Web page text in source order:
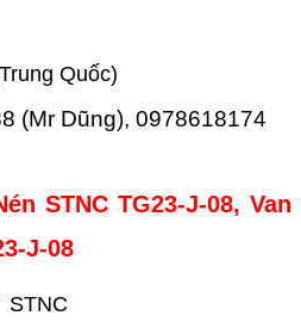
Quốc)
(Mr Dũng), 0978618174
STNC TG23-J-08, Van
J-08
STNC